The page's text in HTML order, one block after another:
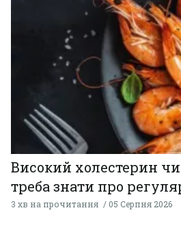
Високий холестерин
треба знати про
3 хв на прочитання 05 Серпня 2026